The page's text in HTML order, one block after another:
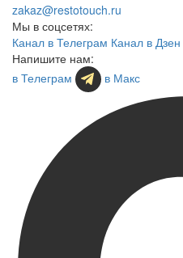
zakaz@restotouch.ru
Мы в соцсетях:
Канал в Телеграм Канал в Дзен
Напишите нам:
в Телеграм
в Макс